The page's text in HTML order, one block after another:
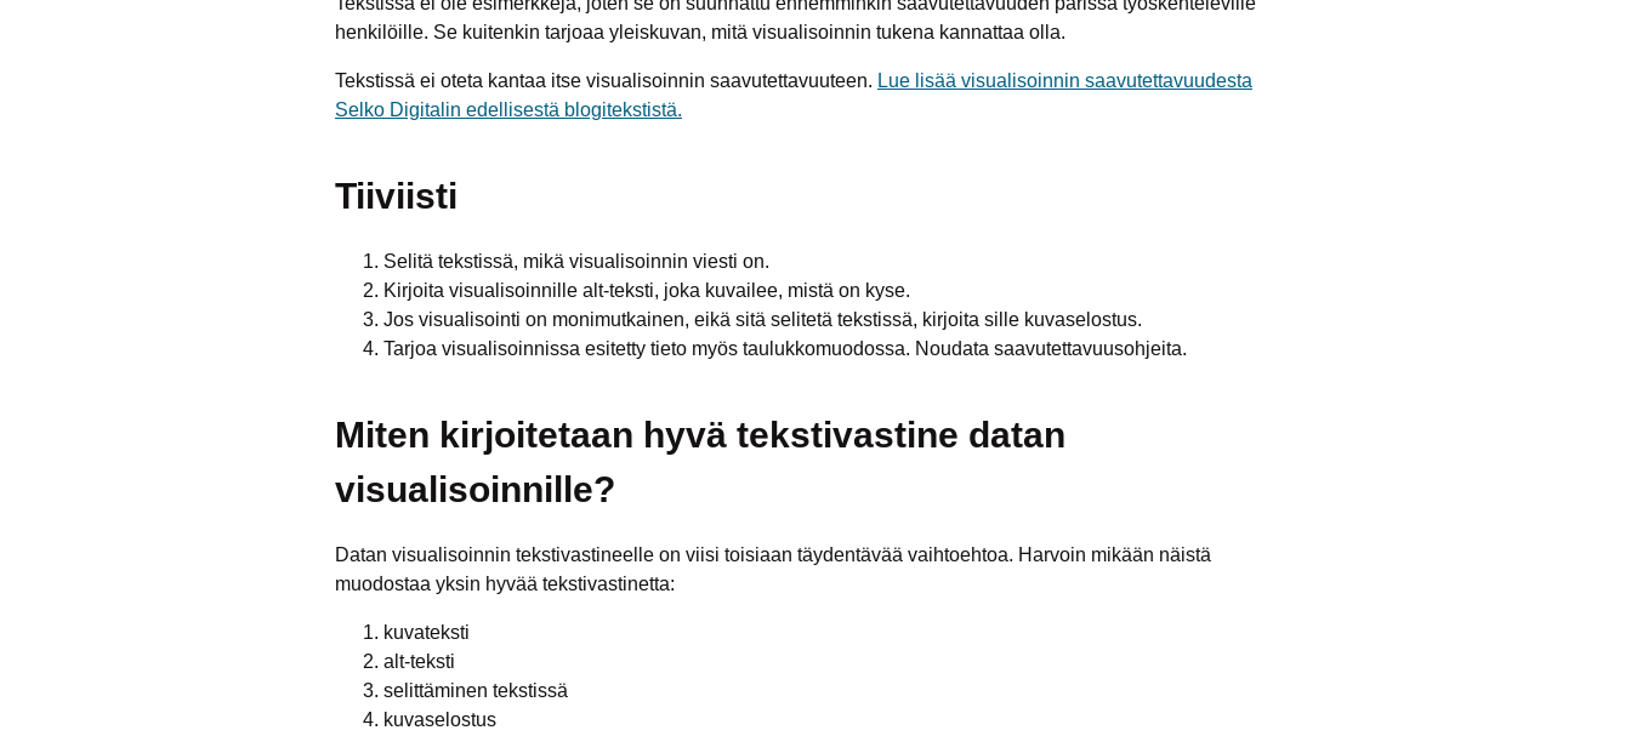
henkilöille. Se kuitenkin tarjoaa yleiskuvan, mitä visualisoinnin tukena kannattaa olla.
Tekstissä ei oteta kantaa itse visualisoinnin saavutettavuuteen. Lue lisää visualisoinnin saavutettavuudesta
Selko Digitalin edellisestä blogitekstistä.
Tiiviisti
Selitä tekstissä, mikä visualisoinnin viesti on.
Kirjoita visualisoinnille alt-teksti, joka kuvailee, mistä on kyse.
Jos visualisointi on monimutkainen, eikä sitä selitetä tekstissä, kirjoita sille kuvaselostus.
Tarjoa visualisoinnissa esitetty tieto myös taulukkomuodossa. Noudata saavutettavuusohjeita.
Miten kirjoitetaan hyvä tekstivastine datan
visualisoinnille?
Datan visualisoinnin tekstivastineelle on viisi toisiaan täydentävää vaihtoehtoa. Harvoin mikään näistä
muodostaa yksin hyvää tekstivastinetta:
kuvateksti
alt-teksti
selittäminen tekstissä
kuvaselostus